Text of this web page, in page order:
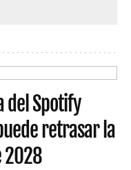
del Spotify
retrasar la
2028